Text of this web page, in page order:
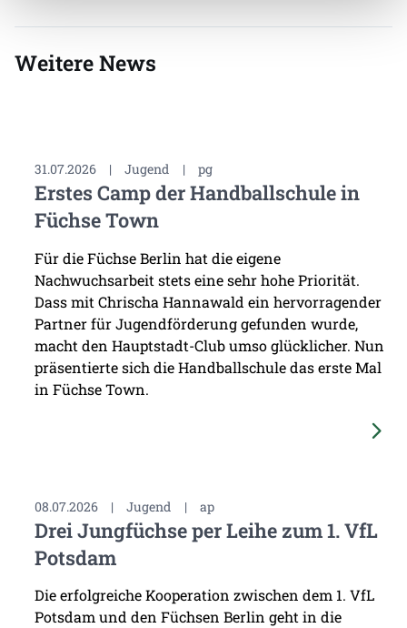
Weitere News
31.07.2026 | Jugend | pg
Erstes Camp der Handballschule in
Füchse Town
Für die Füchse Berlin hat die eigene
Nachwuchsarbeit stets eine sehr hohe Priorität.
Dass mit Chrischa Hannawald ein hervorragender
Partner für Jugendförderung gefunden wurde,
macht den Hauptstadt-Club umso glücklicher. Nun
präsentierte sich die Handballschule das erste Mal
in Füchse Town.
08.07.2026 | Jugend | ap
Drei Jungfüchse per Leihe zum 1. VfL
Potsdam
Die erfolgreiche Kooperation zwischen dem 1. VfL
Potsdam und den Füchsen Berlin geht in die